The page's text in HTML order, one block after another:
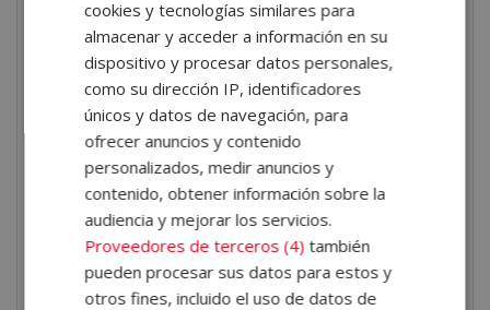
conocer las claves del desarrollo social y de la
personalidad. De esta manera, tendrás una visión
mucho más completa acerca de las características del
paciente pediátrico y cómo influye a la hora de
afrontar el tratamiento y la atención sanitaria.
Por qué estudiar auxiliar
de enfermería y
especialista en pediatría
cookies y tecnologías similares para
almacenar y acceder a información en su
dispositivo y procesar datos personales,
como su dirección IP, identificadores
únicos y datos de navegación, para
ofrecer anuncios y contenido
personalizados, medir anuncios y
contenido, obtener información sobre la
audiencia y mejorar los servicios.
Proveedores de terceros (4) también
pueden procesar sus datos para estos y
otros fines, incluido el uso de datos de